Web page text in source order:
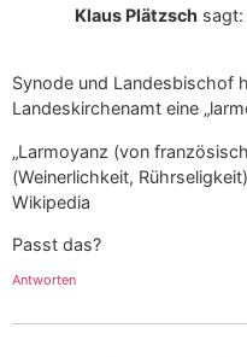
Klaus Plätzsch sagt:
Synode und Landesbischof
Landeskirchenamt eine
„Larmoyanz (von französisch
(Weinerlichkeit,
Wikipedia
Passt das?
Antworten